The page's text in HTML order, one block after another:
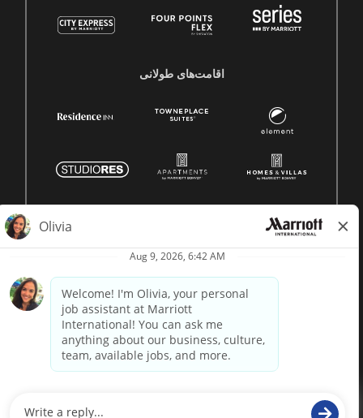
اقامت‌های طولانی
захищені. Інформація про права Marriott